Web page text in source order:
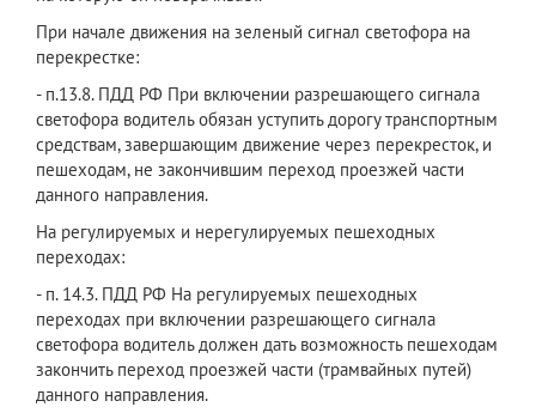
При начале движения на зеленый сигнал светофора на
перекрестке:
- п.13.8. ПДД РФ При включении разрешающего сигнала
светофора водитель обязан уступить дорогу транспортным
средствам, завершающим движение через перекресток, и
пешеходам, не закончившим переход проезжей части
данного направления.
На регулируемых и нерегулируемых пешеходных
переходах:
- п. 14.3. ПДД РФ На регулируемых пешеходных
переходах при включении разрешающего сигнала
светофора водитель должен дать возможность пешеходам
закончить переход проезжей части (трамвайных путей)
данного направления.